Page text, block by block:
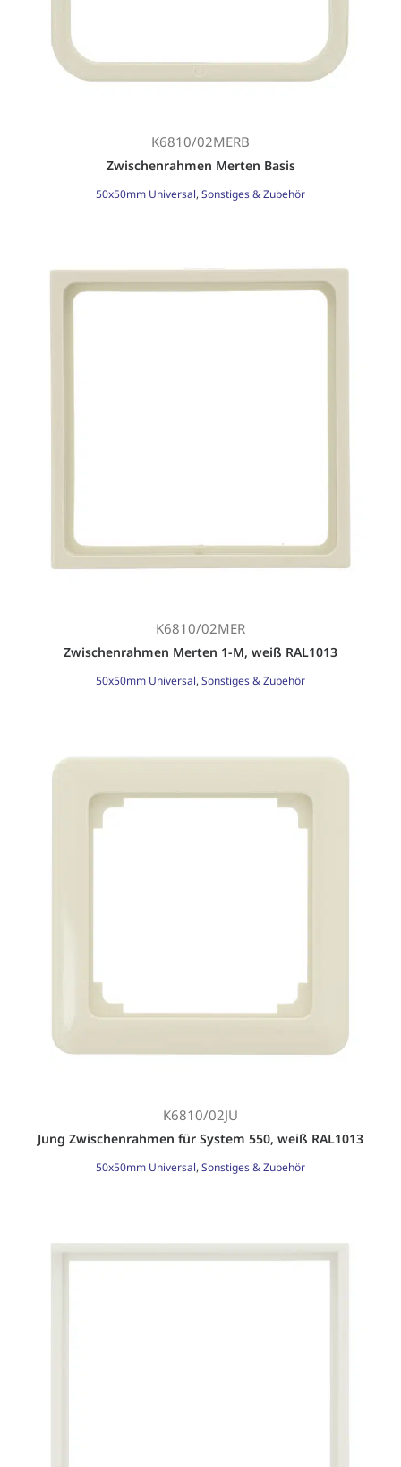
K6810/02MERB
Zwischenrahmen Merten Basis
50x50mm Universal, Sonstiges & Zubehör
K6810/02MER
Zwischenrahmen Merten 1-M, weiß RAL1013
50x50mm Universal, Sonstiges & Zubehör
K6810/02JU
Jung Zwischenrahmen für System 550, weiß RAL1013
50x50mm Universal, Sonstiges & Zubehör